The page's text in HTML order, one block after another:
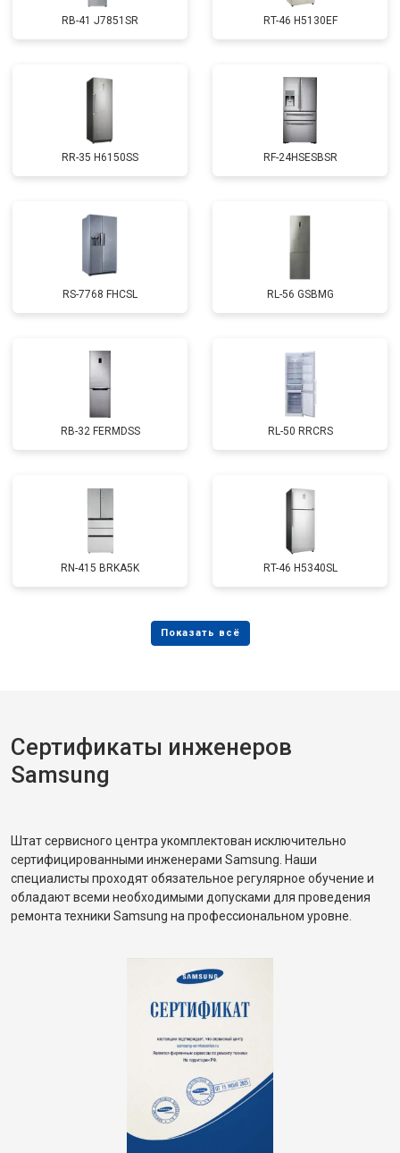
RB-41 J7851SR RT-46 H5130EF
RR-35 H6150SS RF-24HSESBSR
RS-7768 FHCSL RL-56 GSBMG
RB-32 FERMDSS RL-50 RRCRS
RN-415 BRKA5K RT-46 H5340SL
Сертификаты инженеров
Samsung
Штат сервисного центра укомплектован исключительно
сертифицированными инженерами Samsung. Наши
специалисты проходят обязательное регулярное обучение и
обладают всеми необходимыми допусками для проведения
ремонта техники Samsung на профессиональном уровне.